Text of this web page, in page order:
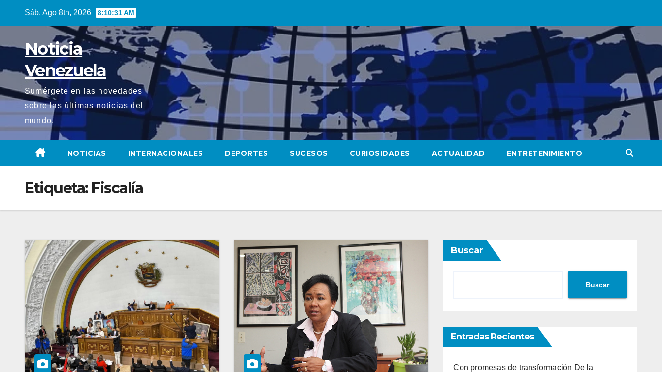
Sáb. Ago 8th, 2026 8:10:33 AM
Noticia
Venezuela
Sumérgete en las novedades
sobre las últimas noticias del
mundo.
NOTICIAS INTERNACIONALES DEPORTES SUCESOS CURIOSIDADES ACTUALIDAD ENTRETENIMIENTO
Etiqueta: Fiscalía
Buscar
Buscar
Entradas Recientes
Con promesas de transformación De la